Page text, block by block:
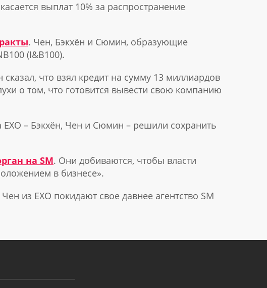
выплат 10% за распространение
. Чен, Бэкхён и Сюмин, образующие
(I&B100).
сказал, что взял кредит на сумму 13 миллиардов
о том, что готовится вывести свою компанию
EXO – Бэкхён, Чен и Сюмин – решили сохранить
на SM. Они добиваются, чтобы власти
в бизнесе».
из EXO покидают свое давнее агентство SM